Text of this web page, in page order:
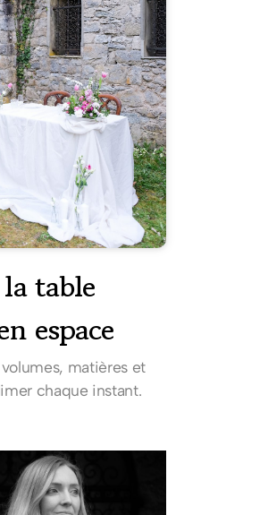
table
espace
matières et
chaque instant.